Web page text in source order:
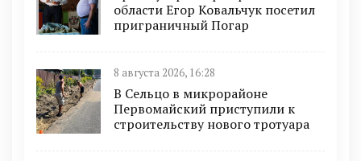
области Егор Ковальчук посетил
приграничный Погар
8 августа 2026, 16:28
В Сельцо в микрорайоне
Первомайский приступили к
строительству нового тротуара